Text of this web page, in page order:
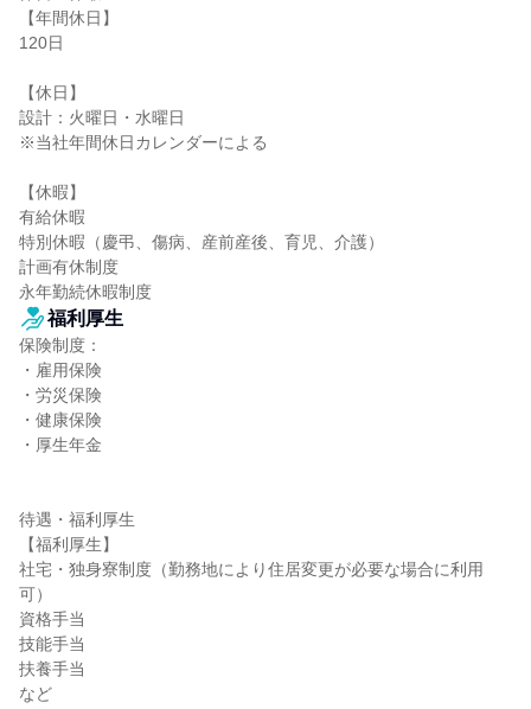
【年間休日】
120日
【休日】
設計：火曜日・水曜日
※当社年間休日カレンダーによる
【休暇】
有給休暇
特別休暇（慶弔、傷病、産前産後、育児、介護）
計画有休制度
永年勤続休暇制度
福利厚生
保険制度：
・雇用保険
・労災保険
・健康保険
・厚生年金
待遇・福利厚生
【福利厚生】
社宅・独身寮制度（勤務地により住居変更が必要な場合に利用
可）
資格手当
技能手当
扶養手当
など